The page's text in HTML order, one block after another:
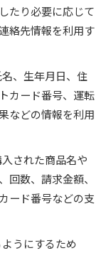
たり必要に応じて
絡先情報を利用す
、生年月日、住
カード番号、運転
などの情報を利用
された商品名や
数、請求金額、
ード番号などの支
うにするため